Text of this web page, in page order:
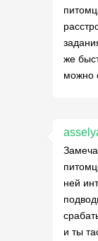
же
можно
ней
и ты